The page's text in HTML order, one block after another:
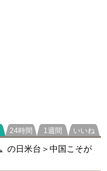
ランキング
24時間 1週間 いいね
の日米台＞中国こそが